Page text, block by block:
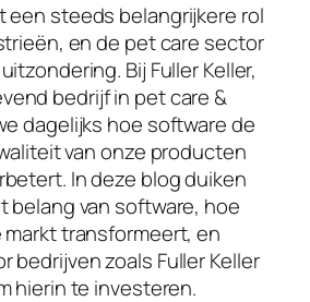
een steeds belangrijkere rol
en de pet care sector
Bij Fuller Keller,
bedrijf in pet care &
dagelijks hoe software de
van onze producten
In deze blog duiken
belang van software, hoe
transformeert, en
bedrijven zoals Fuller Keller
hierin te investeren.